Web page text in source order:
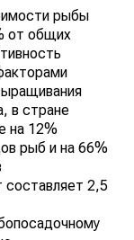
рыбы
от общих
в стране
на 12%
рыб и на 66%
2,5